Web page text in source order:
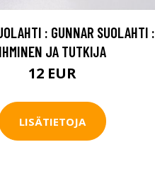
: GUNNAR SUOLAHTI :
IHMINEN JA TUTKIJA
12 EUR
LISÄTIETOJA